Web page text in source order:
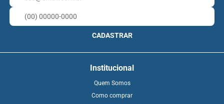
CADASTRAR
Institucional
Quem Somos
Como comprar